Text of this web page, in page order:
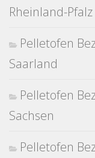
Rheinland-Pfalz
Pelletofen
Saarland
Pelletofen
Sachsen
Pelletofen